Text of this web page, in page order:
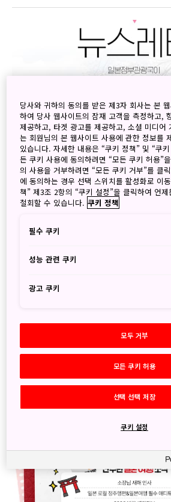
JNTO - Japan National Tourism
- JNTO, 방일 외국인 여행자를 위한 안내
- 일본 기내 반입 보조배터리 규정
- 이번 달 주목할 만한 콘텐츠
당사와 귀하의 동의를 받은 제3자 회사는 본
하여 당사 웹사이트의 잠재 고객을 측정하고,
제공하고, 타겟 광고를 제공하고, 소셜 미디어
는 회원님의 본 웹사이트 사용에 관한 정보를
있습니다. 자세한 내용은 “쿠키 정책” 및 “쿠
든 쿠키 사용에 동의하려면 “모든 쿠키 허용”
의 사용을 거부하려면 “모든 쿠키 거부”를 클
에 동의하는 경우 선택 스위치를 활성화로 이
책” 제3조 2항의 “쿠키 설정”을 클릭하여 언
철회할 수 있습니다. 쿠키 정책
필수 쿠키
성능 관련 쿠키
광고 쿠키
모두 거부
모든 쿠키 허용
선택 선택 저장
쿠키 설정